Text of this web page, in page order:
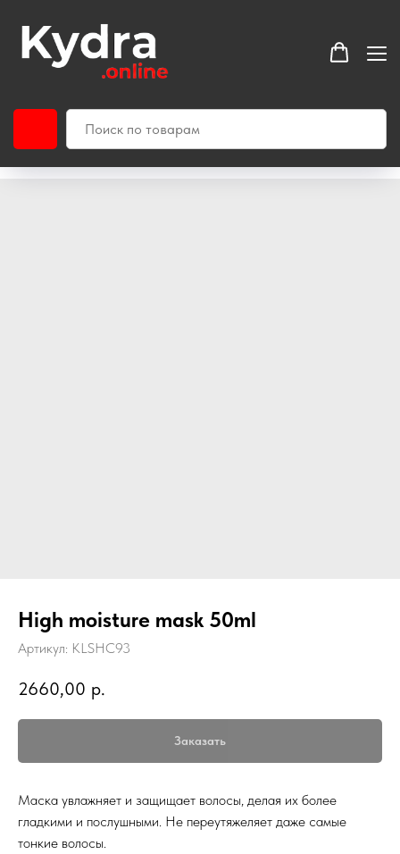
High moisture mask 50ml
Артикул: KLSHC93
2660,00 р.
Заказать
Маска увлажняет и защищает волосы, делая их более
гладкими и послушными. Не переутяжеляет даже самые
тонкие волосы.